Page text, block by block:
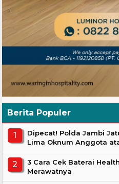
Berita Populer
Dipecat! Polda Jambi
Lima Oknum Anggota
3 Cara Cek Baterai
Merawatnya